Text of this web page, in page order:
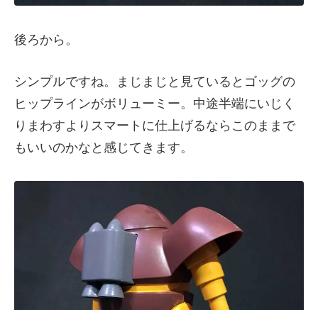
後ろから。
シンプルですね。まじまじと見ているとゴッグの
ヒップラインがボリューミー。中途半端にいじく
りまわすよりスマートに仕上げるならこのままで
もいいのかなと感じてきます。